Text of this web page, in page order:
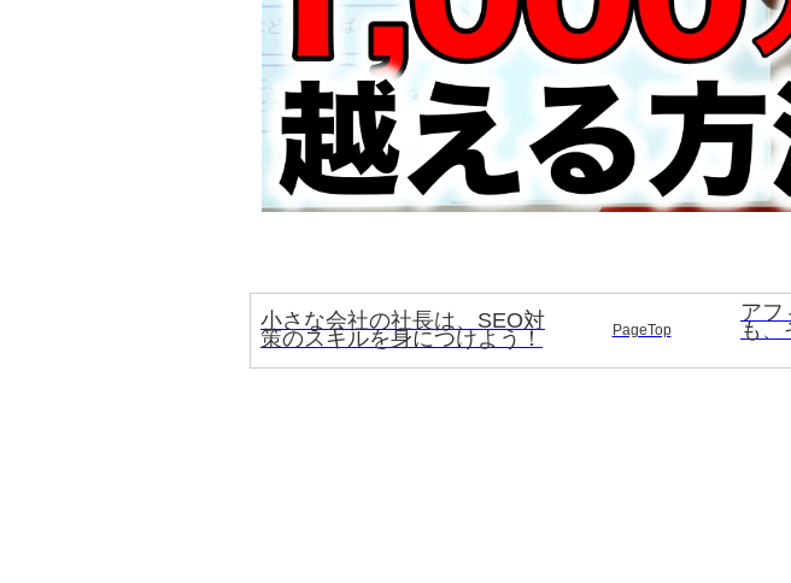
小さな会社の社長は、SEO対
策のスキルを身につけよう！ PageTop
アフ
も